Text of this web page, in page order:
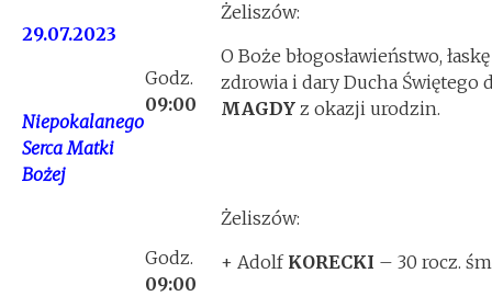
29.07.2023
Niepokalanego
Serca Matki
Bożej
Godz.
09:00
Żeliszów:
O Boże błogosławieństwo, łaskę
zdrowia i dary Ducha Świętego
MAGDY z okazji urodzin.
Godz.
09:00
Żeliszów:
+ Adolf KORECKI – 30 rocz.